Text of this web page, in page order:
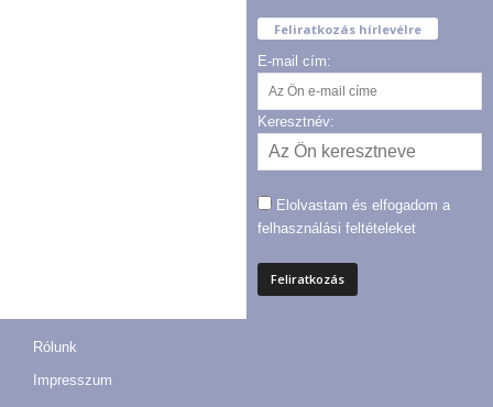
Feliratkozás hírlevélre
E-mail cím:
Keresztnév:
Elolvastam és elfogadom a
felhasználási feltételeket
Rólunk
Impresszum